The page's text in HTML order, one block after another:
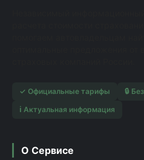
✓ Официальные тарифы
🔒
ℹ️ Актуальная информация
О Сервисе